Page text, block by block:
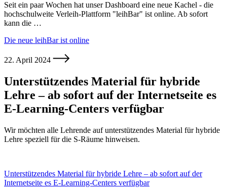
Seit ein paar Wochen hat unser Dashboard eine neue Kachel - die
hochschulweite Verleih-Plattform "leihBar" ist online. Ab sofort
kann die …
Die neue leihBar ist online
22. April 2024
Unterstützendes Material für hybride
Lehre – ab sofort auf der Internetseite es
E-Learning-Centers verfügbar
Wir möchten alle Lehrende auf unterstützendes Material für hybride
Lehre speziell für die S-Räume hinweisen.
Unterstützendes Material für hybride Lehre – ab sofort auf der
Internetseite es E-Learning-Centers verfügbar